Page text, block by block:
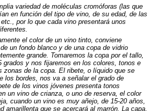
variedad de moléculas cromóforas (las que
en función del tipo de vino, de su edad, de las
por lo que cada vino presentará unos
el color de un vino tinto, conviene
un fondo blanco y de una copa de vidrio
grande. Tomaremos la copa por el tallo,
grados y nos fijaremos en los colores, tonos e
zonas de la copa. El ribete, o líquido que se
los bordes, nos va a señalar el grado de
de los vinos jóvenes presenta tonos
un vino de crianza, o uno de reserva, el color
cuando un vino es muy añejo, de 15-20 años,
amarillenta que se acercará al marrón. La capa,